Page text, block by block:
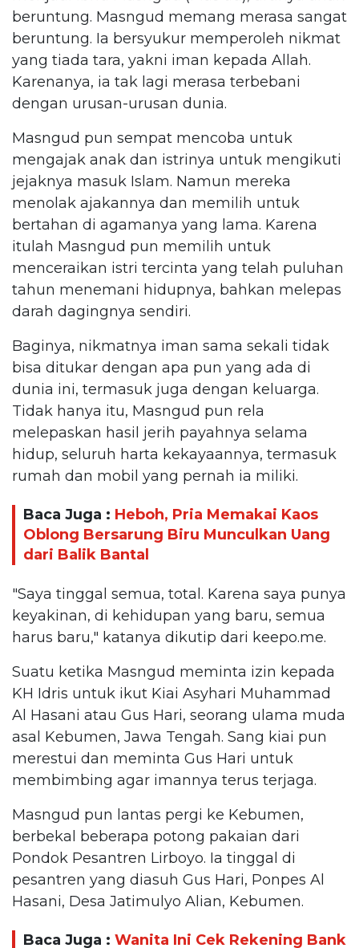
beruntung. Masngud memang merasa sangat
beruntung. Ia bersyukur memperoleh nikmat
yang tiada tara, yakni iman kepada Allah.
Karenanya, ia tak lagi merasa terbebani
dengan urusan-urusan dunia.
Masngud pun sempat mencoba untuk
mengajak anak dan istrinya untuk mengikuti
jejaknya masuk Islam. Namun mereka
menolak ajakannya dan memilih untuk
bertahan di agamanya yang lama. Karena
itulah Masngud pun memilih untuk
menceraikan istri tercinta yang telah puluhan
tahun menemani hidupnya, bahkan melepas
darah dagingnya sendiri.
Baginya, nikmatnya iman sama sekali tidak
bisa ditukar dengan apa pun yang ada di
dunia ini, termasuk juga dengan keluarga.
Tidak hanya itu, Masngud pun rela
melepaskan hasil jerih payahnya selama
hidup, seluruh harta kekayaannya, termasuk
rumah dan mobil yang pernah ia miliki.
Baca Juga : Heboh, Pria Memakai Kaos
Oblong Bersarung Biru Munculkan Uang
dari Balik Bantal
"Saya tinggal semua, total. Karena saya punya
keyakinan, di kehidupan yang baru, semua
harus baru," katanya dikutip dari keepo.me.
Suatu ketika Masngud meminta izin kepada
KH Idris untuk ikut Kiai Asyhari Muhammad
Al Hasani atau Gus Hari, seorang ulama muda
asal Kebumen, Jawa Tengah. Sang kiai pun
merestui dan meminta Gus Hari untuk
membimbing agar imannya terus terjaga.
Masngud pun lantas pergi ke Kebumen,
berbekal beberapa potong pakaian dari
Pondok Pesantren Lirboyo. Ia tinggal di
pesantren yang diasuh Gus Hari, Ponpes Al
Hasani, Desa Jatimulyo Alian, Kebumen.
Baca Juga : Wanita Ini Cek Rekening Bank